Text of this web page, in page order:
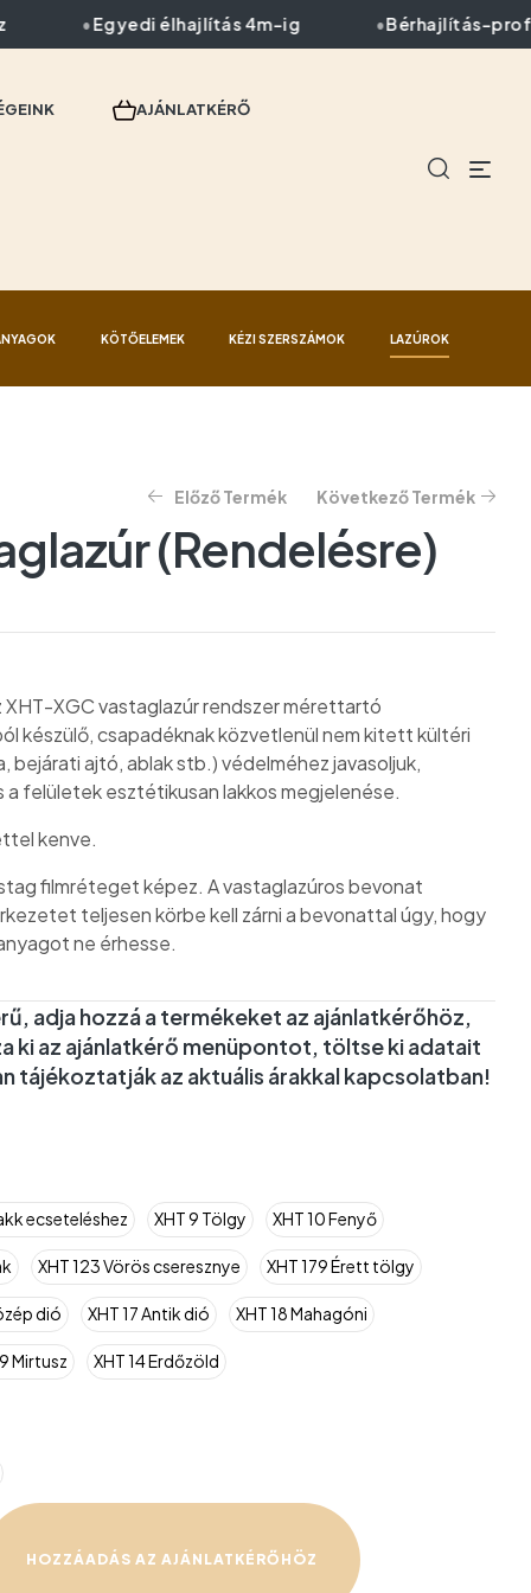
Egyedi élhajlítás 4m-ig Bérhajlítás-
AJÁNLATKÉRŐ
KÖTŐELEMEK KÉZI SZERSZÁMOK LAZÚROK
Előző Termék Következő Termék
(Rendelésre)
XHT-XGC vastaglazúr rendszer mérettartó
készülő, csapadéknak közvetlenül nem kitett kültéri
bejárati ajtó, ablak stb.) védelméhez javasoljuk,
a felületek esztétikusan lakkos megjelenése.
kenve.
filmréteget képez. A vastaglazúros bevonat
teljesen körbe kell zárni a bevonattal úgy, hogy
ne érhesse.
adja hozzá a termékeket az ajánlatkérőhöz,
ki az ajánlatkérő menüpontot, töltse ki adatait
tájékoztatják az aktuális árakkal kapcsolatban!
ecseteléshez XHT 9 Tölgy XHT 10 Fenyő
XHT 123 Vörös cseresznye XHT 179 Érett tölgy
dió XHT 17 Antik dió XHT 18 Mahagóni
Mirtusz XHT 14 Erdőzöld
HOZZÁADÁS AZ AJÁNLATKÉRŐHÖZ